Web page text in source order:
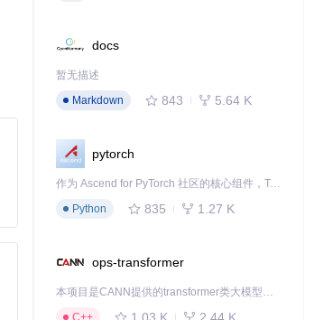
docs
暂无描述
Markdown
843 5.64 K
pytorch
作为 Ascend for PyTorch 社区的核心组件，TorchNPU 是昇腾专为 PyTorch 打造的深度学习适配插件，使 PyTorch 框架能够直接调用昇腾 NPU，为开发者提供昇腾 AI 处理器的超强算力。
Python
835 1.27 K
ops-transformer
本项目是CANN提供的transformer类大模型算子库，实现网络在NPU上加速计算。
C++
1.03 K 2.44 K